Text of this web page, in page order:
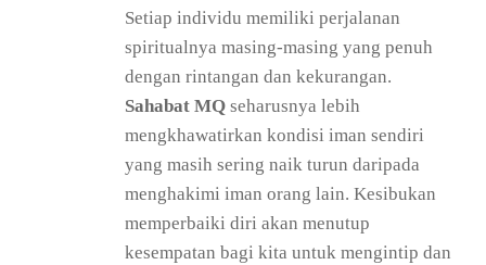
Setiap individu memiliki perjalanan
spiritualnya masing-masing yang penuh
dengan rintangan dan kekurangan.
Sahabat MQ seharusnya lebih
mengkhawatirkan kondisi iman sendiri
yang masih sering naik turun daripada
menghakimi iman orang lain. Kesibukan
memperbaiki diri akan menutup
kesempatan bagi kita untuk mengintip dan